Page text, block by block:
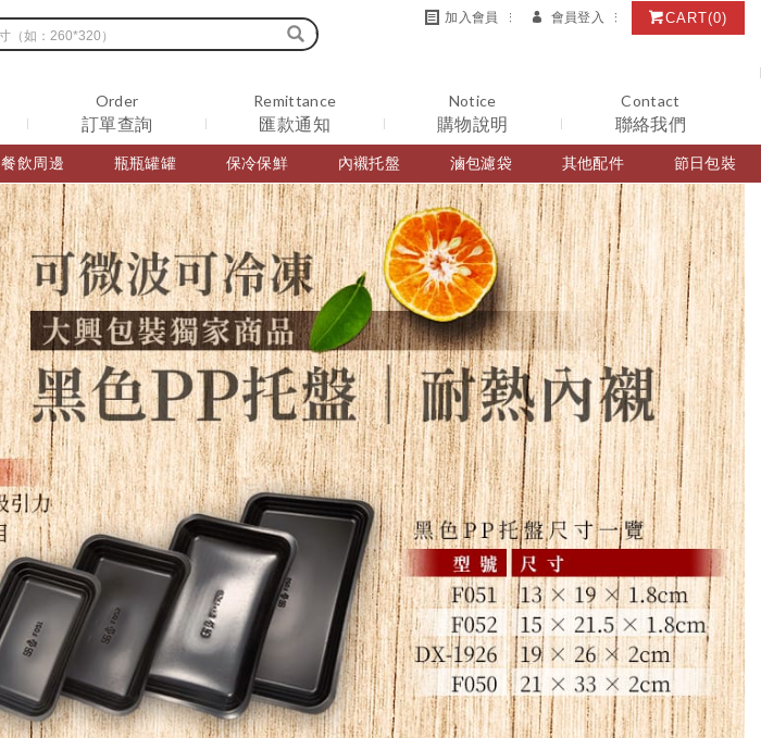
加入會員 會員登入 CART(0)
餐飲周邊 瓶瓶罐罐 保冷保鮮 內襯托盤 滷包濾袋 其他配件 節日包裝
Order
訂單查詢
Remittance
匯款通知
Notice
購物說明
Contact
聯絡我們